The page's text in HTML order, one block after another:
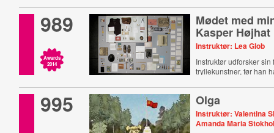
989
Awards
2014
Mødet med
Kasper Højhat
Instruktør: Lea Glob
Instruktør udforsker sin
tryllekunstner, før han
995 Olga
Instruktør: Valentina
Amanda Maria